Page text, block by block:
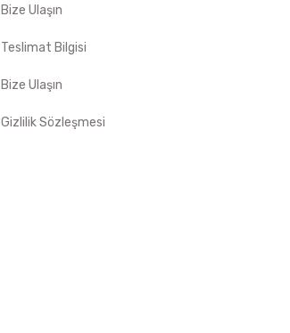
Bize Ulaşın
Teslimat Bilgisi
Bize Ulaşın
Gizlilik Sözleşmesi